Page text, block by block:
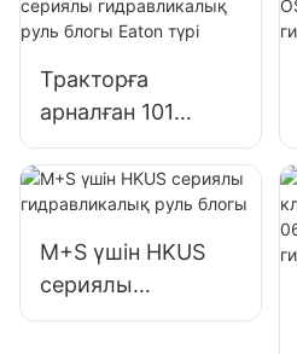
Тракторға
арналған 101
сериялы
гидравликалық
руль блогы Eaton
түрі
M+S үшін HKUS
сериялы
гидравликалық